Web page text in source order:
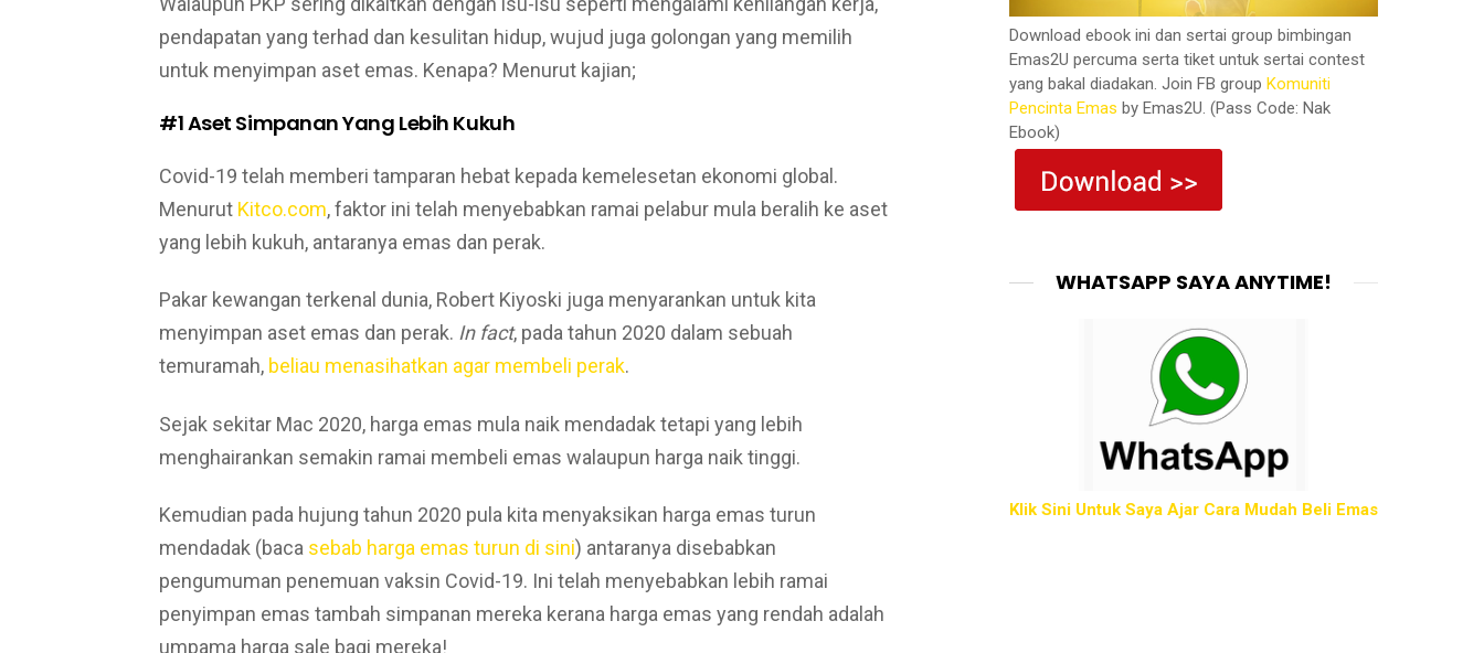
pendapatan yang terhad dan kesulitan hidup, wujud juga golongan yang memilih
untuk menyimpan aset emas. Kenapa? Menurut kajian;
#1 Aset Simpanan Yang Lebih Kukuh
Covid-19 telah memberi tamparan hebat kepada kemelesetan ekonomi global.
Menurut Kitco.com, faktor ini telah menyebabkan ramai pelabur mula beralih ke aset
yang lebih kukuh, antaranya emas dan perak.
Pakar kewangan terkenal dunia, Robert Kiyoski juga menyarankan untuk kita
menyimpan aset emas dan perak. In fact, pada tahun 2020 dalam sebuah
temuramah, beliau menasihatkan agar membeli perak.
Sejak sekitar Mac 2020, harga emas mula naik mendadak tetapi yang lebih
menghairankan semakin ramai membeli emas walaupun harga naik tinggi.
Kemudian pada hujung tahun 2020 pula kita menyaksikan harga emas turun
mendadak (baca sebab harga emas turun di sini) antaranya disebabkan
pengumuman penemuan vaksin Covid-19. Ini telah menyebabkan lebih ramai
penyimpan emas tambah simpanan mereka kerana harga emas yang rendah adalah
umpama harga sale bagi mereka!
Download ebook ini dan sertai group bimbingan
Emas2U percuma serta tiket untuk sertai contest
yang bakal diadakan. Join FB group Komuniti
Pencinta Emas by Emas2U. (Pass Code: Nak
Ebook)
WHATSAPP SAYA ANYTIME!
Klik Sini Untuk Saya Ajar Cara Mudah Beli Emas